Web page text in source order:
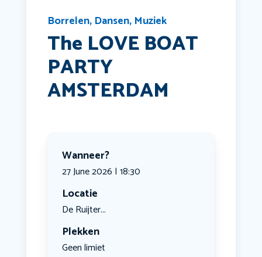
Borrelen, Dansen, Muziek
The LOVE BOAT
PARTY
AMSTERDAM
Wanneer?
27 June 2026 | 18:30
Locatie
De Ruijter...
Plekken
Geen limiet